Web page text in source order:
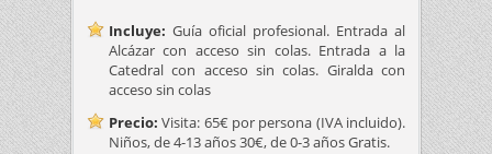
Incluye: Guía oficial profesional. Entrada al
Alcázar con acceso sin colas. Entrada a la
Catedral con acceso sin colas. Giralda con
acceso sin colas
Precio: Visita: 65€ por persona (IVA incluido).
Niños, de 4-13 años 30€, de 0-3 años Gratis.